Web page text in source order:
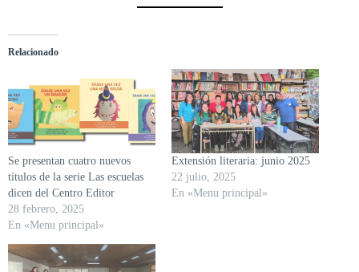
Relacionado
Se presentan cuatro nuevos
títulos de la serie Las escuelas
dicen del Centro Editor
28 febrero, 2025
En «Menu principal»
Extensión literaria: junio 2025
22 julio, 2025
En «Menu principal»